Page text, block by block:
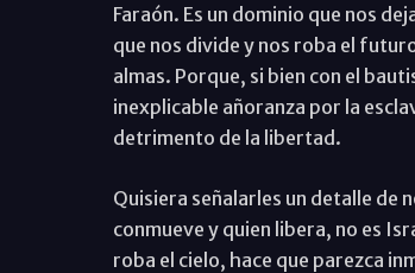
Faraón. Es un dominio que nos
que nos divide y nos roba el
almas. Porque, si bien con el
inexplicable añoranza por la
detrimento de la libertad.
Quisiera señalarles un detalle de
conmueve y quien libera, no es
roba el cielo, hace que parezca